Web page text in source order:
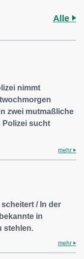
Alle
nimmt
zwei mutmaßliche
Polizei sucht
mehr
/ In der
in
stehlen.
mehr